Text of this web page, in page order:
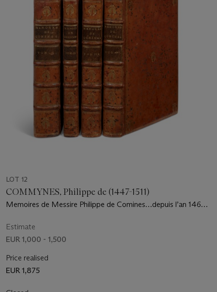
LOT 12
COMMYNES, Philippe de (1447-1511)
Memoires de Messire Philippe de Comines…depuis l’an 1464
Testaments, Actes, & Observations. Par feu Mr. Denys
Godefroy. Bruxelles : François Foppens, 1714
Estimate
EUR 1,000 - 1,500
Price realised
EUR 1,875